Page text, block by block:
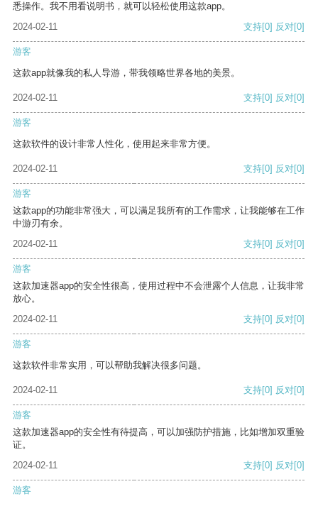
悉操作。我不用看说明书，就可以轻松使用这款app。
2024-02-11
支持[0] 反对[0]
游客
这款app就像我的私人导游，带我领略世界各地的美景。
2024-02-11 支持[0] 反对[0]
游客
这款软件的设计非常人性化，使用起来非常方便。
2024-02-11 支持[0] 反对[0]
游客
这款app的功能非常强大，可以满足我所有的工作需求，让我能够在工作
中游刃有余。
2024-02-11
支持[0] 反对[0]
游客
这款加速器app的安全性很高，使用过程中不会泄露个人信息，让我非常
放心。
2024-02-11
支持[0] 反对[0]
游客
这款软件非常实用，可以帮助我解决很多问题。
2024-02-11 支持[0] 反对[0]
游客
这款加速器app的安全性有待提高，可以加强防护措施，比如增加双重验
证。
2024-02-11
支持[0] 反对[0]
游客